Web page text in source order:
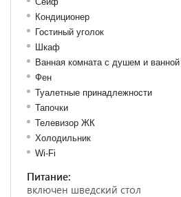
Кондиционер
Гостиный уголок
Шкаф
Ванная комната с душем и ванной
Фен
Туалетные принадлежности
Тапочки
Телевизор ЖК
Холодильник
Wi-Fi
Питание:
включен шведский стол